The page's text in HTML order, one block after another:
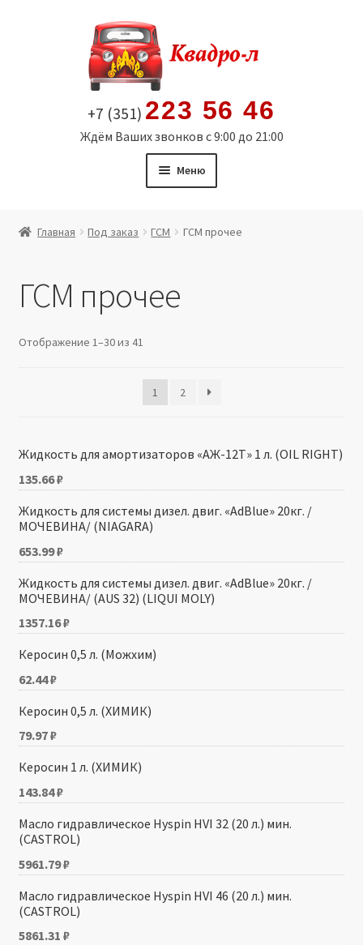
содержимому
+7 (351) 223 56 46
Ждём Ваших звонков с 9:00 до 21:00
Меню
Мой аккаунт
Политика в отношении обработки персональных
Главная Под заказ ГСМ ГСМ прочее
ГСМ прочее
Отображение 1–30 из 41
1 2
Жидкость для амортизаторов «АЖ-12Т» 1 л. (OIL RIGHT)
135.66₽
Жидкость для системы дизел. двиг. «AdBlue» 20кг. /
МОЧЕВИНА/ (NIAGARA)
653.99₽
Жидкость для системы дизел. двиг. «AdBlue» 20кг. /
МОЧЕВИНА/ (AUS 32) (LIQUI MOLY)
1357.16₽
Керосин 0,5 л. (Можхим)
62.44₽
Керосин 0,5 л. (ХИМИК)
79.97₽
Керосин 1 л. (ХИМИК)
143.84₽
Масло гидравлическое Hyspin HVI 32 (20 л.) мин.
(CASTROL)
5961.79₽
Масло гидравлическое Hyspin HVI 46 (20 л.) мин.
(CASTROL)
5861.31 ₽